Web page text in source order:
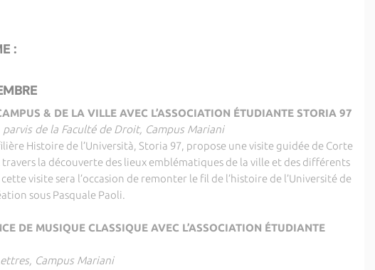
:
& DE LA VILLE AVEC L’ASSOCIATION ÉTUDIANTE STORIA 97
de la Faculté de Droit, Campus Mariani
Histoire de l’Università, Storia 97, propose une visite guidée de Corte
travers la découverte des lieux emblématiques de la ville et des différents
visite sera l’occasion de remonter le fil de l’histoire de l’Université de
sous Pasquale Paoli.
DE MUSIQUE CLASSIQUE AVEC L’ASSOCIATION ÉTUDIANTE
Campus Mariani